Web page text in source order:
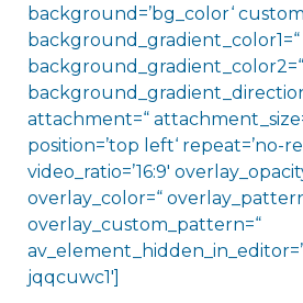
background=’bg_color‘
background_gradient_color1=“
background_gradient_color2=“
attachment=“
position=’top left‘ repeat=’no-
video_ratio=’16:9′
overlay_color=“
overlay_custom_pattern=“
jqqcuwc1′]